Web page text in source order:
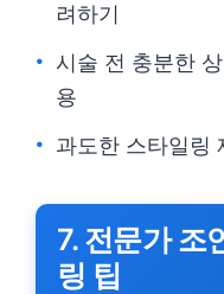
려하기
시술 전 충분한
용
과도한 스타일링
7. 전문가 조
링 팁